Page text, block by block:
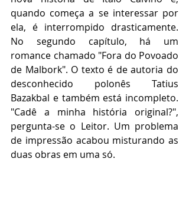
quando começa a se interessar por
ela, é interrompido drasticamente.
No segundo capítulo, há um
romance chamado "Fora do Povoado
de Malbork". O texto é de autoria do
desconhecido polonês Tatius
Bazakbal e também está incompleto.
"Cadê a minha história original?",
pergunta-se o Leitor. Um problema
de impressão acabou misturando as
duas obras em uma só.